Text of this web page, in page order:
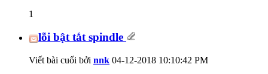
1
lỗi bật tắt spindle
Viết bài cuối bởi nnk 04-12-2018 10:10:42 PM